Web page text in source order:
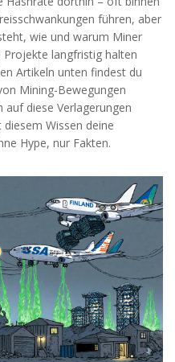
führen, aber
wie und warum Miner
langfristig halten
Artikeln unten findest du
Mining-Bewegungen
diese Verlagerungen
Wissen deine
Hype, nur Fakten.